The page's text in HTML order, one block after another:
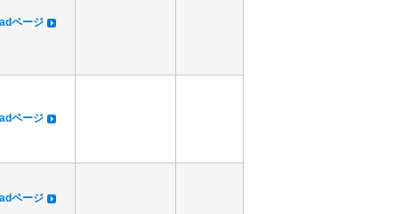
ページ
ページ
ページ